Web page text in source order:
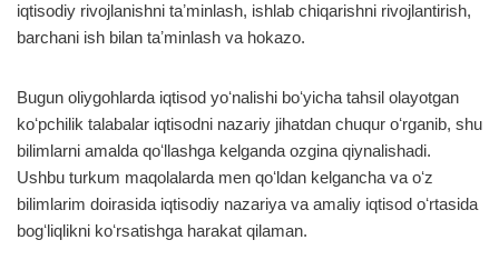
iqtisodiy rivojlanishni taʼminlash, ishlab chiqarishni rivojlantirish,
barchani ish bilan taʼminlash va hokazo.
Bugun oliygohlarda iqtisod yoʻnalishi boʻyicha tahsil olayotgan
koʻpchilik talabalar iqtisodni nazariy jihatdan chuqur oʻrganib, shu
bilimlarni amalda qoʻllashga kelganda ozgina qiynalishadi.
Ushbu turkum maqolalarda men qoʻldan kelgancha va oʻz
bilimlarim doirasida iqtisodiy nazariya va amaliy iqtisod oʻrtasida
bogʻliqlikni koʻrsatishga harakat qilaman.